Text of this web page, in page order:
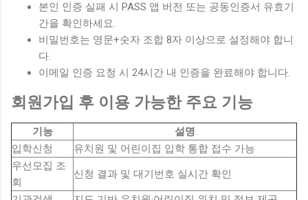
본인 인증 실패 시 PASS 앱 버전 또는 공동인증서 유효기
간을 확인하세요.
비밀번호는 영문+숫자 조합 8자 이상으로 설정해야 합니
다.
이메일 인증 요청 시 24시간 내 인증을 완료해야 합니다.
회원가입 후 이용 가능한 주요 기능
기능
설명
입학신청
유치원 및 어린이집 입학 통합 접수 가능
우선모집 조
회
신청 결과 및 대기번호 실시간 확인